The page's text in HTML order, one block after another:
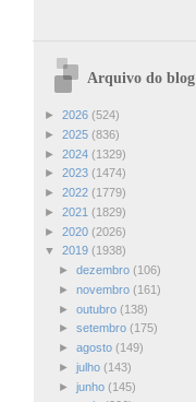
Arquivo do blog
► 2026 (524)
► 2025 (836)
► 2024 (1329)
► 2023 (1474)
► 2022 (1779)
► 2021 (1829)
► 2020 (2026)
▼ 2019 (1938)
► dezembro (106)
► novembro (161)
► outubro (138)
► setembro (175)
► agosto (149)
► julho (143)
► junho (145)